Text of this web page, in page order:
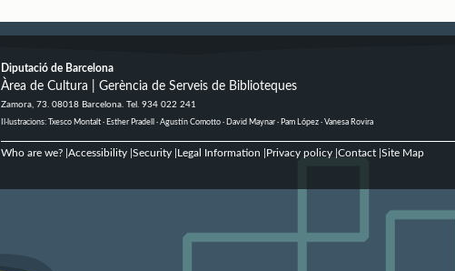
Diputació de Barcelona
Àrea de Cultura | Gerència de Serveis de Biblioteques
Zamora, 73. 08018 Barcelona. Tel. 934 022 241
Il·lustracions: Txesco Montalt · Esther Pradell · Agustín Comotto · David Maynar · Pam López · Vanesa Rovira
Who are we?| Accessibility| Security| Legal Information Privacy policy| Contact| Site Map